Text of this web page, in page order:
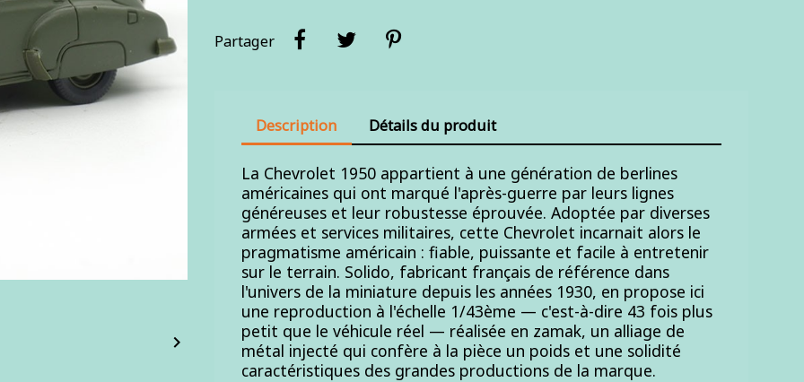

Partager
Description Détails du produit
La Chevrolet 1950 appartient à une génération de berlines
américaines qui ont marqué l'après-guerre par leurs lignes
généreuses et leur robustesse éprouvée. Adoptée par diverses
armées et services militaires, cette Chevrolet incarnait alors le
pragmatisme américain : fiable, puissante et facile à entretenir
sur le terrain. Solido, fabricant français de référence dans
l'univers de la miniature depuis les années 1930, en propose ici
une reproduction à l'échelle 1/43ème — c'est-à-dire 43 fois plus
petit que le véhicule réel — réalisée en zamak, un alliage de
métal injecté qui confère à la pièce un poids et une solidité
caractéristiques des grandes productions de la marque.